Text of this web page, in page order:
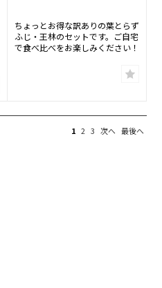
ちょっとお得な訳ありの葉とらず
ふじ・王林のセットです。ご自宅
で食べ比べをお楽しみください！
1 2 3 次へ 最後へ